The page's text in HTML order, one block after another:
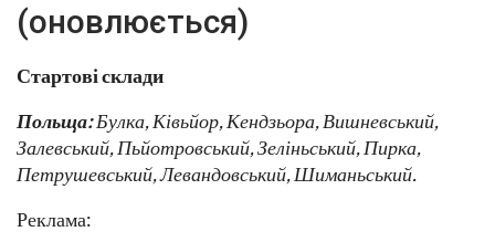
(оновлюється)
Стартові склади
Польща:Булка, Ківьйор, Кендзьора, Вишневський,
Залевський, Пьйотровський, Зеліньський, Пирка,
Петрушевський, Левандовський, Шиманьський.
Реклама: